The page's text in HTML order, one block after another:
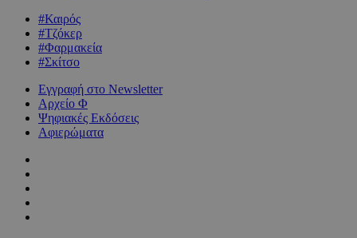
#Καιρός
#Τζόκερ
#Φαρμακεία
#Σκίτσο
Εγγραφή στο Newsletter
Αρχείο Φ
Ψηφιακές Εκδόσεις
Αφιερώματα